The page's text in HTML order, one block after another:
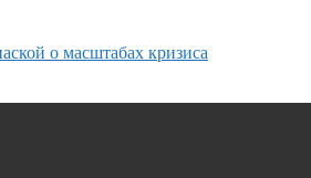
о масштабах кризиса